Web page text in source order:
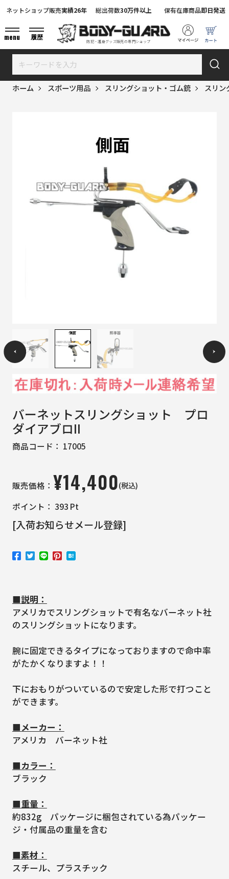
防犯・護身グッズ販売の専門ショップ
ネットショップ販売実績26年 総出荷数30万件以上 保有在庫商品即日発送
menu 履歴
ホーム スポーツ用品 スリングショット・ゴム銃 スリン
バーネットスリングショット プロ
ダイアブロII
商品コード： 17005
販売価格： ¥14,400(税込)
ポイント： 393 Pt
[入荷お知らせメール登録]
■説明：
アメリカでスリングショットで有名なバーネット社
のスリングショットになります。
腕に固定できるタイプになっておりますので命中率
がたかくなりますよ！！
下におもりがついているので安定した形で打つこと
ができます。
■メーカー：
アメリカ バーネット社
■カラー：
ブラック
■重量：
約832g パッケージに梱包されている為パッケー
ジ・付属品の重量を含む
■素材：
スチール、プラスチック